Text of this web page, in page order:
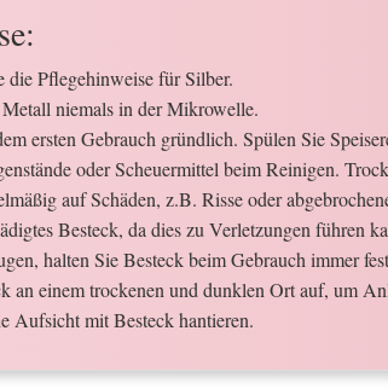
Pflegehinweise für Silber.
niemals in der Mikrowelle.
ersten Gebrauch gründlich. Spülen Sie
oder Scheuermittel beim Reinigen.
auf Schäden, z.B. Risse oder
Besteck, da dies zu Verletzungen führen
halten Sie Besteck beim Gebrauch immer
an einem trockenen und dunklen Ort auf, um
Aufsicht mit Besteck hantieren.